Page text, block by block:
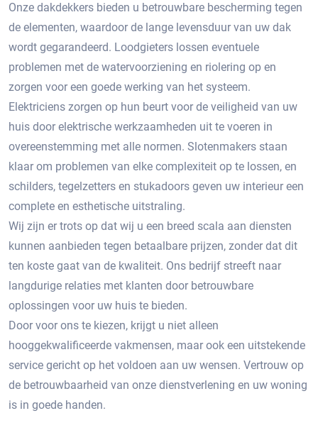
Onze dakdekkers bieden u betrouwbare bescherming tegen
de elementen, waardoor de lange levensduur van uw dak
wordt gegarandeerd. Loodgieters lossen eventuele
problemen met de watervoorziening en riolering op en
zorgen voor een goede werking van het systeem.
Elektriciens zorgen op hun beurt voor de veiligheid van uw
huis door elektrische werkzaamheden uit te voeren in
overeenstemming met alle normen. Slotenmakers staan ​​
klaar om problemen van elke complexiteit op te lossen, en
schilders, tegelzetters en stukadoors geven uw interieur een
complete en esthetische uitstraling.
Wij zijn er trots op dat wij u een breed scala aan diensten
kunnen aanbieden tegen betaalbare prijzen, zonder dat dit
ten koste gaat van de kwaliteit. Ons bedrijf streeft naar
langdurige relaties met klanten door betrouwbare
oplossingen voor uw huis te bieden.
Door voor ons te kiezen, krijgt u niet alleen
hooggekwalificeerde vakmensen, maar ook een uitstekende
service gericht op het voldoen aan uw wensen. Vertrouw op
de betrouwbaarheid van onze dienstverlening en uw woning
is in goede handen.